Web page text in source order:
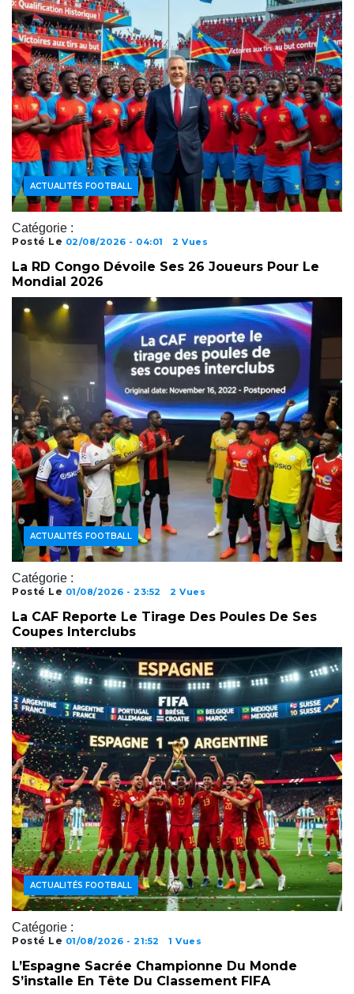
Catégorie :
ACTUALITÉS FOOTBALL
Posté Le 02/08/2026 - 04:01 2 Vues
La RD Congo Dévoile Ses 26 Joueurs Pour Le
Mondial 2026
Catégorie :
ACTUALITÉS FOOTBALL
Posté Le 01/08/2026 - 23:52 2 Vues
La CAF Reporte Le Tirage Des Poules De Ses
Coupes Interclubs
Catégorie :
ACTUALITÉS FOOTBALL
Posté Le 01/08/2026 - 21:52 1 Vues
L’Espagne Sacrée Championne Du Monde
S’installe En Tête Du Classement FIFA